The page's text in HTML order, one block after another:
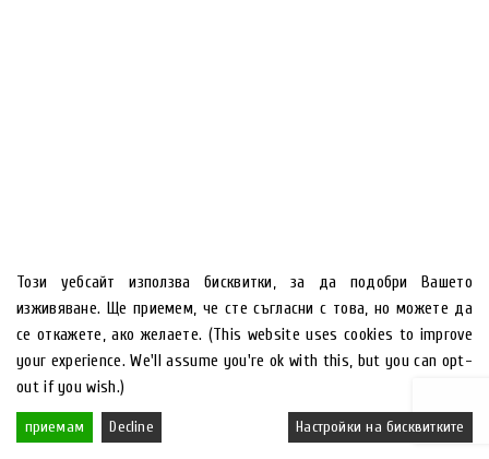
Този уебсайт използва бисквитки, за да подобри Вашето
изживяване. Ще приемем, че сте съгласни с това, но можете да
се откажете, ако желаете. (This website uses cookies to improve
your experience. We'll assume you're ok with this, but you can opt-
out if you wish.)
приемам Decline Настройки на бисквитките